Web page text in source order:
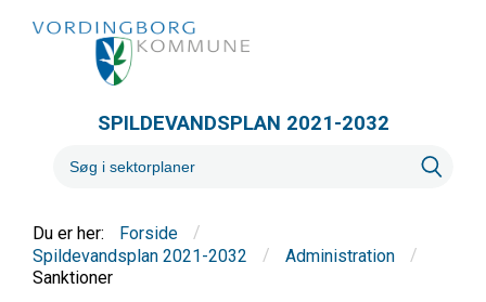
SPILDEVANDSPLAN 2021-2032
Forside
/
Spildevandsplan 2021-2032
/ Administration
/
Sanktioner